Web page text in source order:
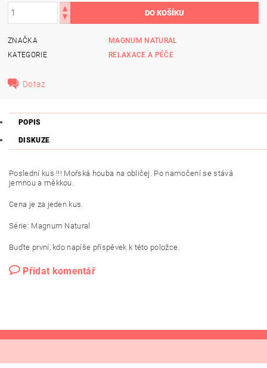
ZNAČKA
MAGNUM NATURAL
KATEGORIE
RELAXACE A PÉČE
Dotaz
POPIS
DISKUZE
Poslední kus !!! Mořská houba na obličej. Po namočení se stává
jemnou a měkkou.
Cena je za jeden kus.
Série: Magnum Natural
Buďte první, kdo napíše příspěvek k této položce.
Přidat komentář